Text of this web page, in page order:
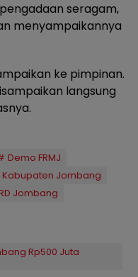
seragam,
menyampaikannya
ke pimpinan.
langsung
Demo FRMJ
Kabupaten Jombang
Jombang
Rp500 Juta